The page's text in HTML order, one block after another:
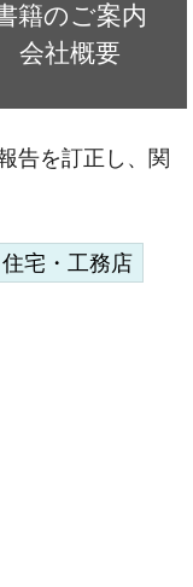
籍のご案内
会社概要
告を訂正し、関
住宅・工務店